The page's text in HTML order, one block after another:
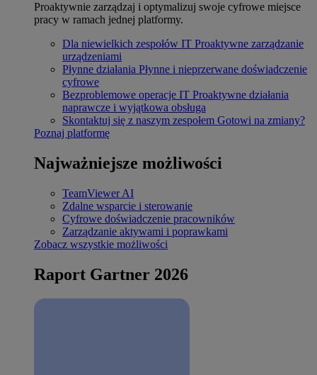
Proaktywnie zarządzaj i optymalizuj swoje cyfrowe miejsce
pracy w ramach jednej platformy.
Dla niewielkich zespołów IT Proaktywne zarządzanie
urządzeniami
Płynne działania Płynne i nieprzerwane doświadczenie
cyfrowe
Bezproblemowe operacje IT Proaktywne działania
naprawcze i wyjątkowa obsługa
Skontaktuj się z naszym zespołem Gotowi na zmiany?
Poznaj platformę
Najważniejsze możliwości
TeamViewer AI
Zdalne wsparcie i sterowanie
Cyfrowe doświadczenie pracowników
Zarządzanie aktywami i poprawkami
Zobacz wszystkie możliwości
Raport Gartner 2026